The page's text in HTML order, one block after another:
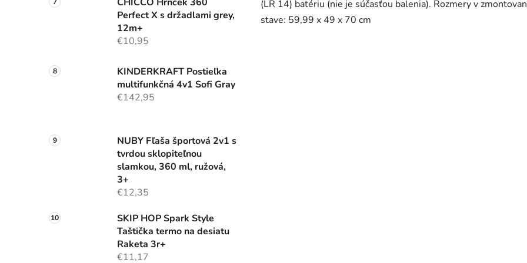
Perfect X s držadlami grey,
12m+
€10,95
KINDERKRAFT Postieľka
multifunkčná 4v1 Sofi Gray
€142,95
NUBY Fľaša športová 2v1 s
tvrdou sklopiteľnou
slamkou, 360 ml, ružová,
3+
€12,35
SKIP HOP Spark Style
Taštička termo na desiatu
Raketa 3r+
€11,17
(LR 14) batériu (nie je súčasťou balenia). Rozmery v
stave: 59,99 x 49 x 70 cm